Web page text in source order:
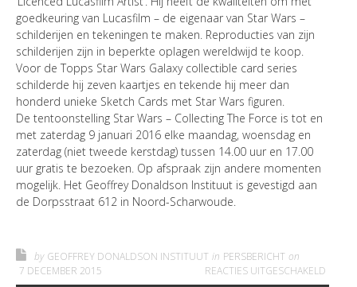
goedkeuring van Lucasfilm – de eigenaar van Star Wars –
schilderijen en tekeningen te maken. Reproducties van zijn
schilderijen zijn in beperkte oplagen wereldwijd te koop.
Voor de Topps Star Wars Galaxy collectible card series
schilderde hij zeven kaartjes en tekende hij meer dan
honderd unieke Sketch Cards met Star Wars figuren.
De tentoonstelling Star Wars – Collecting The Force is tot en
met zaterdag 9 januari 2016 elke maandag, woensdag en
zaterdag (niet tweede kerstdag) tussen 14.00 uur en 17.00
uur gratis te bezoeken. Op afspraak zijn andere momenten
mogelijk. Het Geoffrey Donaldson Instituut is gevestigd aan
de Dorpsstraat 612 in Noord-Scharwoude.
by GEOFFREY DONALDSON INSTITUUT in PERSBERICHT on
7 DECEMBER 2015
REACTIES UITGESCHAKELD